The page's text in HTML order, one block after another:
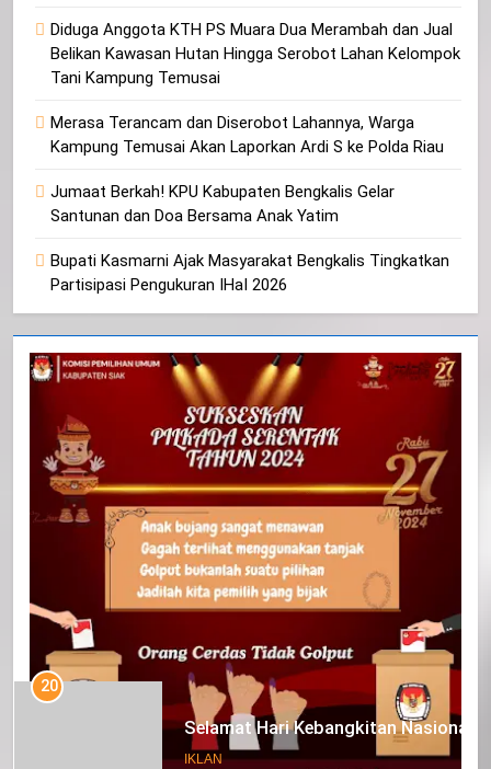
Diduga Anggota KTH PS Muara Dua Merambah dan Jual
Belikan Kawasan Hutan Hingga Serobot Lahan Kelompok
Tani Kampung Temusai
Merasa Terancam dan Diserobot Lahannya, Warga
Kampung Temusai Akan Laporkan Ardi S ke Polda Riau
Jumaat Berkah! KPU Kabupaten Bengkalis Gelar
Santunan dan Doa Bersama Anak Yatim
Bupati Kasmarni Ajak Masyarakat Bengkalis Tingkatkan
Partisipasi Pengukuran IHaI 2026
20
Selamat Hari Kebangkitan Nasional
IKLAN